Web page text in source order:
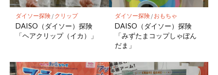
ダイソー探険/ クリップ
DAISO（ダイソー）探険
「ヘアクリップ（イカ）」
ダイソー探険/ おもちゃ
DAISO（ダイソー）探険
「みずたまコップしゃぼん
だま」